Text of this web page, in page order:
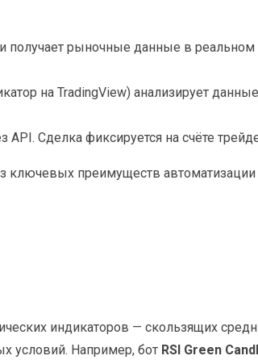
получает рыночные данные в реальном
на TradingView) анализирует
API. Сделка фиксируется на счёте
ключевых преимуществ автоматизации
индикаторов — скользящих
условий. Например, бот RSI Green